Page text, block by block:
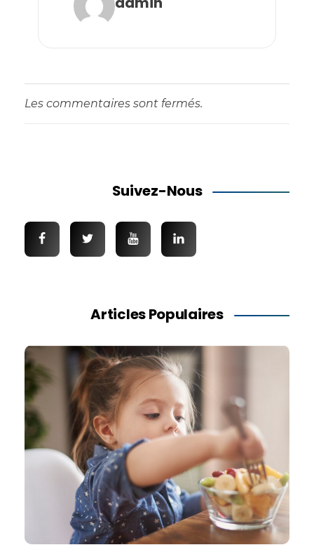
Les commentaires sont fermés.
Suivez-Nous
Articles Populaires